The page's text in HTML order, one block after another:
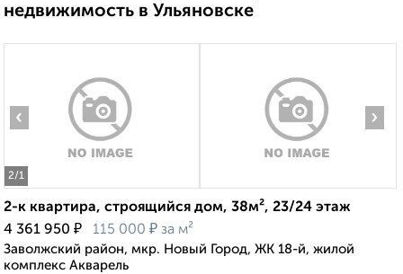
недвижимость в Ульяновске
2/1
‹ ›
2-к квартира, строящийся дом, 38м², 23/24 этаж
4 361 950 ₽ 115 000 ₽ за м²
Заволжский район, мкр. Новый Город, ЖК 18-й, жилой
комплекс Акварель